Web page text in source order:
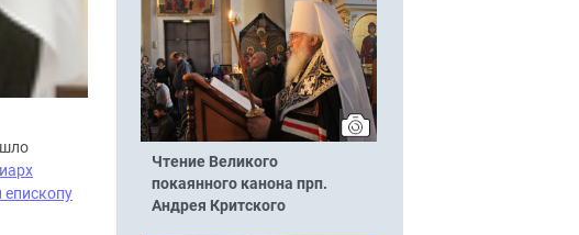
Чтение Великого
покаянного канона прп.
Андрея Критского